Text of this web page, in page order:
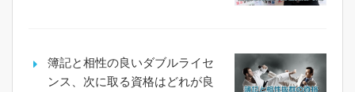
簿記と相性の良いダブルライセ
ンス、次に取る資格はどれが良